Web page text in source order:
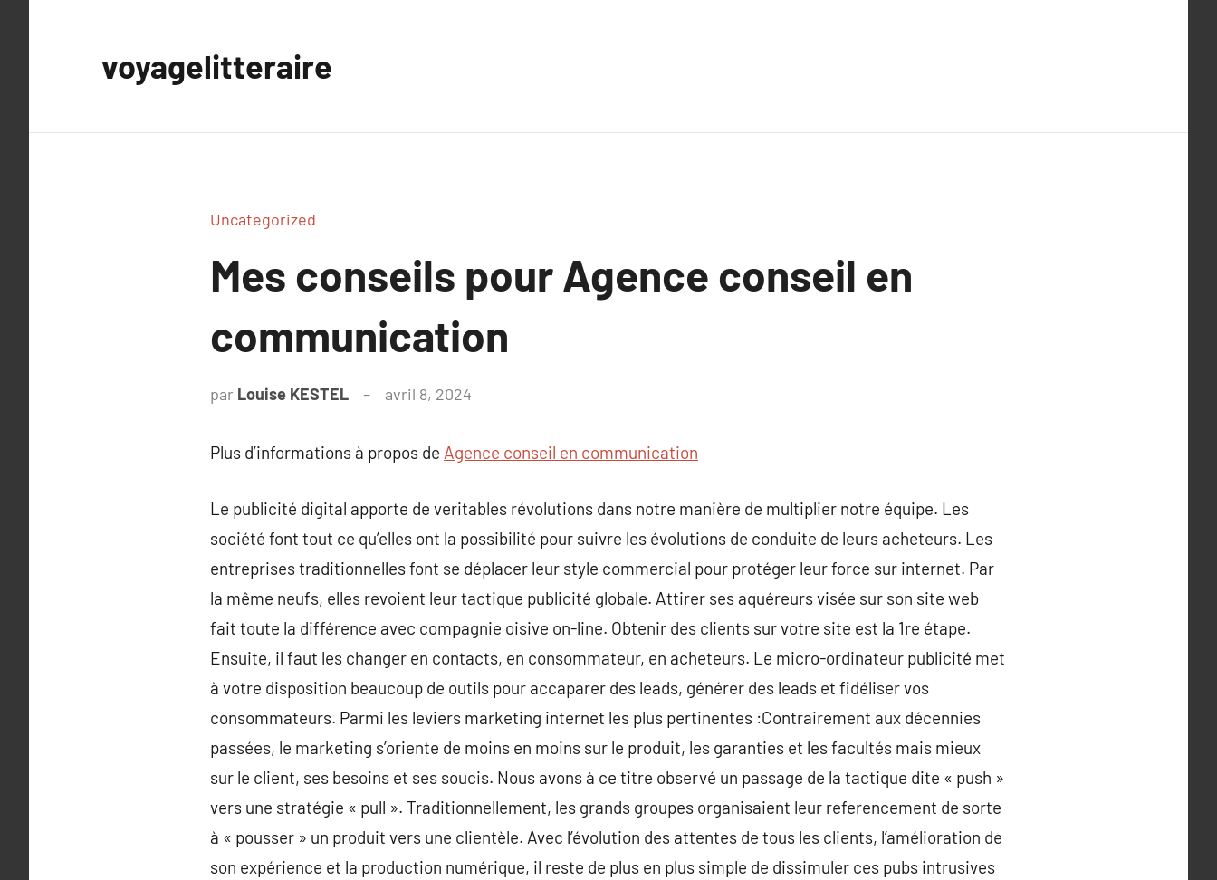
voyagelitteraire
Uncategorized
Mes conseils pour Agence conseil en
communication
par Louise KESTEL avril 8, 2024
Plus d’informations à propos de Agence conseil en communication
Le publicité digital apporte de veritables révolutions dans notre manière de multiplier notre équipe. Les
société font tout ce qu’elles ont la possibilité pour suivre les évolutions de conduite de leurs acheteurs. Les
entreprises traditionnelles font se déplacer leur style commercial pour protéger leur force sur internet. Par
la même neufs, elles revoient leur tactique publicité globale. Attirer ses aquéreurs visée sur son site web
fait toute la différence avec compagnie oisive on-line. Obtenir des clients sur votre site est la 1re étape.
Ensuite, il faut les changer en contacts, en consommateur, en acheteurs. Le micro-ordinateur publicité met
à votre disposition beaucoup de outils pour accaparer des leads, générer des leads et fidéliser vos
consommateurs. Parmi les leviers marketing internet les plus pertinentes :Contrairement aux décennies
passées, le marketing s’oriente de moins en moins sur le produit, les garanties et les facultés mais mieux
sur le client, ses besoins et ses soucis. Nous avons à ce titre observé un passage de la tactique dite « push »
vers une stratégie « pull ». Traditionnellement, les grands groupes organisaient leur referencement de sorte
à « pousser » un produit vers une clientèle. Avec l’évolution des attentes de tous les clients, l’amélioration de
son expérience et la production numérique, il reste de plus en plus simple de dissimuler ces pubs intrusives